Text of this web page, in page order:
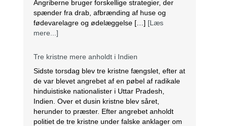
de var blevet angrebet af en pøbel af radikale
hinduistiske nationalister i Uttar Pradesh,
Indien. Over et dusin kristne blev såret,
herunder to præster. Efter angrebet anholdt
anti-konvertering. Ifølge lokale kilder brød en
Saudi-Arabien omfavnede koptisk jul.
Biskop Marcos fra Egyptens Koptisk-ortodokse